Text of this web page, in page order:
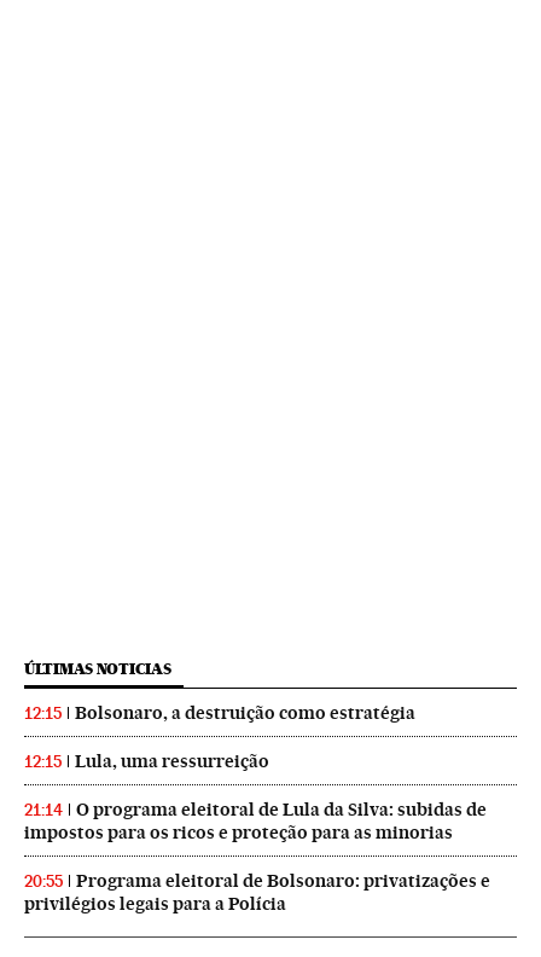
ÚLTIMAS NOTICIAS
12:15 Bolsonaro, a destruição como estratégia
12:15 Lula, uma ressurreição
21:14
O programa eleitoral de Lula da Silva: subidas de
impostos para os ricos e proteção para as minorias
20:55
Programa eleitoral de Bolsonaro: privatizações e
privilégios legais para a Polícia